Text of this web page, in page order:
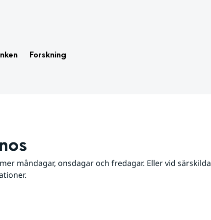
Forskning
måndagar, onsdagar och fredagar. Eller vid särskilda